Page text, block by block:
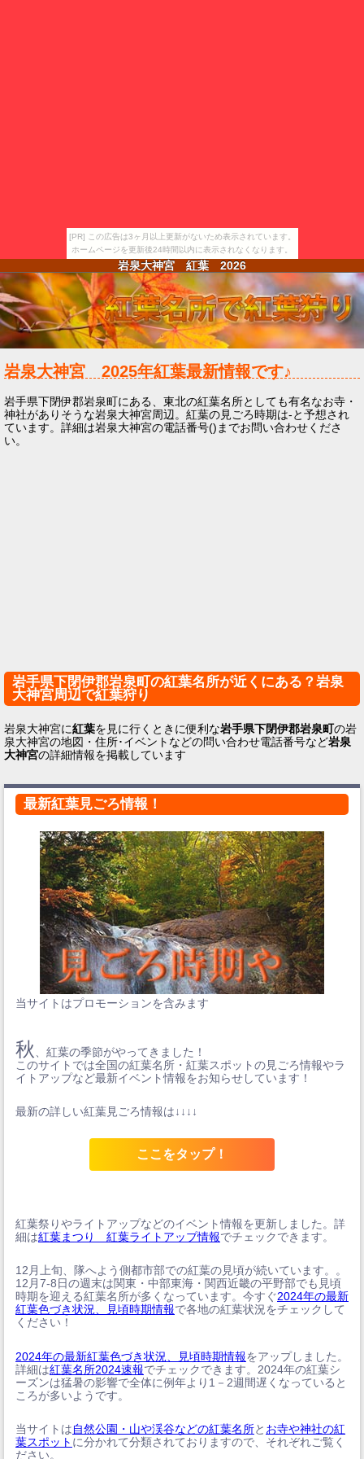
[PR] この広告は3ヶ月以上更新がないため表示されています。
ホームページを更新後24時間以内に表示されなくなります。
岩泉大神宮 紅葉 2026
岩泉大神宮 2025年紅葉最新情報です♪
岩手県下閉伊郡岩泉町にある、東北の紅葉名所としても有名なお寺・
神社がありそうな岩泉大神宮周辺。紅葉の見ごろ時期は-と予想され
ています。詳細は岩泉大神宮の電話番号()までお問い合わせくださ
い。
岩手県下閉伊郡岩泉町の紅葉名所が近くにある？岩泉
大神宮周辺で紅葉狩り
岩泉大神宮に紅葉を見に行くときに便利な岩手県下閉伊郡岩泉町の岩
泉大神宮の地図・住所･イベントなどの問い合わせ電話番号など岩泉
大神宮の詳細情報を掲載しています
最新紅葉見ごろ情報！
当サイトはプロモーションを含みます
秋
、紅葉の季節がやってきました！
このサイトでは全国の紅葉名所・紅葉スポットの見ごろ情報やラ
イトアップなど最新イベント情報をお知らせしています！
最新の詳しい紅葉見ごろ情報は↓↓↓↓
ここをタップ！
紅葉祭りやライトアップなどのイベント情報を更新しました。詳
細は紅葉まつり 紅葉ライトアップ情報でチェックできます。
12月上旬、隊へよう側都市部での紅葉の見頃が続いています。。
12月7-8日の週末は関東・中部東海・関西近畿の平野部でも見頃
時期を迎える紅葉名所が多くなっています。今すぐ2024年の最新
紅葉色づき状況、見頃時期情報で各地の紅葉状況をチェックして
ください！
2024年の最新紅葉色づき状況、見頃時期情報をアップしました。
詳細は紅葉名所2024速報でチェックできます。2024年の紅葉シ
ーズンは猛暑の影響で全体に例年より1－2週間遅くなっていると
ころが多いようです。
当サイトは自然公園・山や渓谷などの紅葉名所と お寺や神社の紅
葉スポット に分かれて分類されておりますので、それぞれご覧く
ださい。